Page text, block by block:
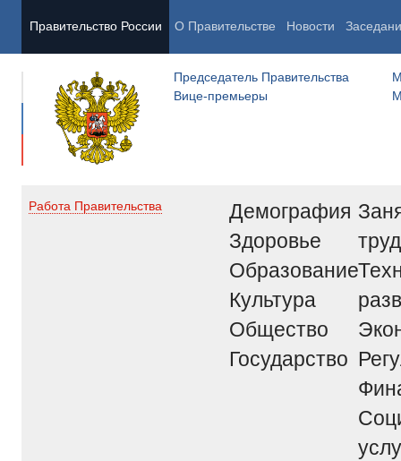
Правительство России О Правительстве Новости
Председатель Правительства
Вице-премьеры
Работа Правительства
Демография
Здоровье
Образование
Культура
Общество
Государство
труд